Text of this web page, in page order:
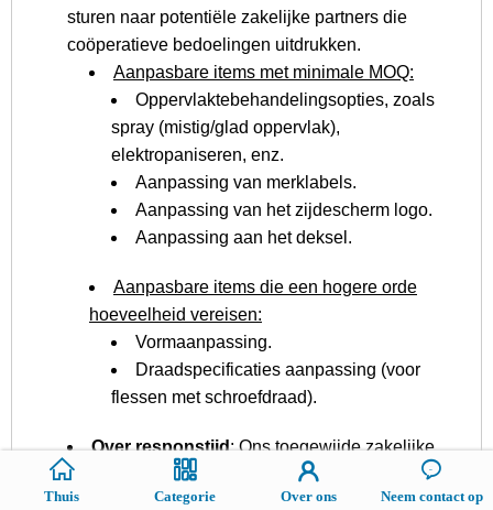
sturen naar potentiële zakelijke partners die
coöperatieve bedoelingen uitdrukken.
Aanpasbare items met minimale MOQ:
Oppervlaktebehandelingsopties, zoals
spray (mistig/glad oppervlak),
elektropaniseren, enz.
Aanpassing van merklabels.
Aanpassing van het zijdescherm logo.
Aanpassing aan het deksel.
Aanpasbare items die een hogere orde
hoeveelheid vereisen:
Vormaanpassing.
Draadspecificaties aanpassing (voor
flessen met schroefdraad).
Over responstijd: Ons toegewijde zakelijke
afdelingsteam is toegewijd aan het bieden van
aandachtige service en snelle antwoorden op
Thuis Categorie Over ons Neem contact op